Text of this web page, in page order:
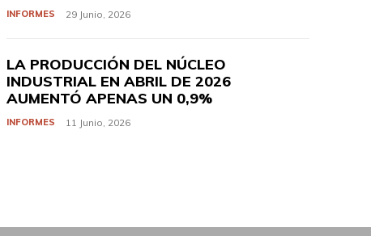
INFORMES 29 Junio, 2026
LA PRODUCCIÓN DEL NÚCLEO
INDUSTRIAL EN ABRIL DE 2026
AUMENTÓ APENAS UN 0,9%
INFORMES 11 Junio, 2026